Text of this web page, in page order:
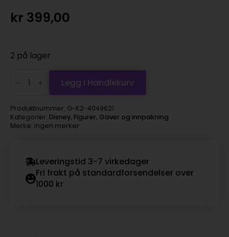
kr 399,00
2 på lager
Kloksworth
watch"
antall
Legg I Handlekurv
Produktnummer: G-K2-4049621
Kategorier: Disney, Figurer, Gaver og innpakning
Merke: Ingen merker
Leveringstid 3-7 virkedager
Fri frakt på standardforsendelser over
1000 kr